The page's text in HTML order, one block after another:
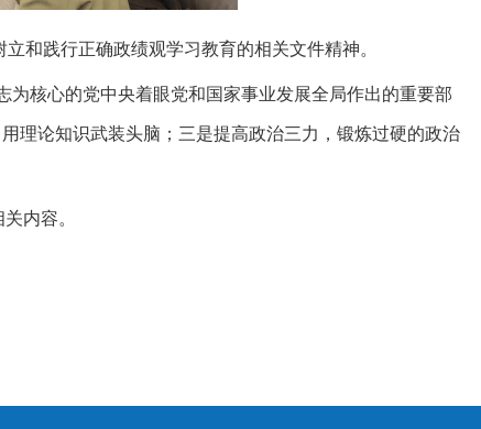
和践行正确政绩观学习教育的相关文件精神。
核心的党中央着眼党和国家事业发展全局作出的重要部
理论知识武装头脑；三是提高政治三力，锻炼过硬的政治
关内容。